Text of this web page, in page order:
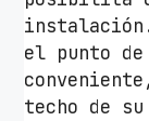
el punto de
techo de